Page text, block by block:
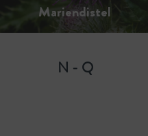
N - Q
Mariendistel